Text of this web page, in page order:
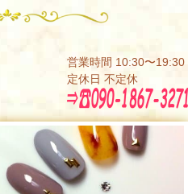
営業時間 10:30〜19:30
定休日 不定休